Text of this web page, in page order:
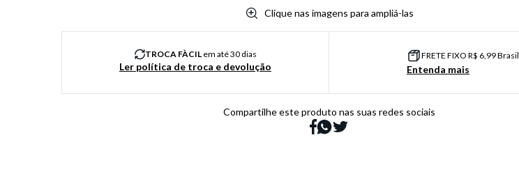
Clique nas imagens para ampliá-las
TROCA FÀCILem até 30 dias
Ler política de troca e devolução
FRETE FIXO R$ 6,99 Brasil
Entenda mais
Compartilhe este produto nas suas redes sociais